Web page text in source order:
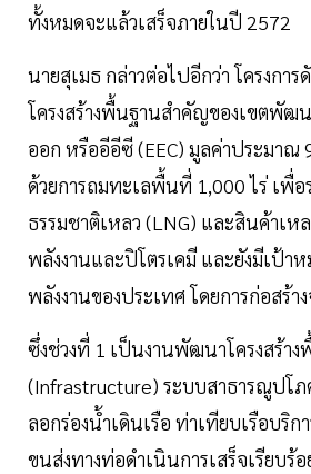
ทั้งหมดจะแล้วเสร็จภายในปี 2572
นายสุเมธ กล่าวต่อไปอีกว่า โครงกา
โครงสร้างพื้นฐานสำคัญของเขตพัฒ
ออก หรืออีอีซี (EEC) มูลค่าประมาณ
ด้วยการถมทะเลพื้นที่ 1,000 ไร่ เพื่อ
ธรรมชาติเหลว (LNG) และสินค้าเห
พลังงานและปิโตรเคมี และยังมีเป้า
พลังงานของประเทศ โดยการก่อสร้า
ซึ่งช่วงที่ 1 เป็นงานพัฒนาโครงสร้าง
(Infrastructure) ระบบสาธารณูปโ
ลอกร่องน้ำเดินเรือ ท่าเทียบเรือบริ
ขนส่งทางท่อดำเนินการเสร็จเรียบ